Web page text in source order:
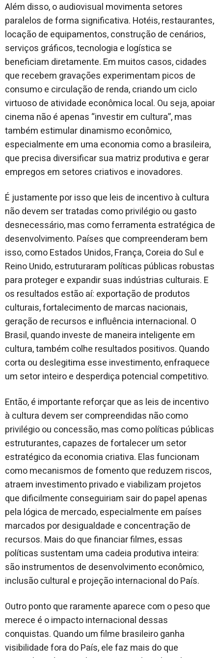
Além disso, o audiovisual movimenta setores
paralelos de forma significativa. Hotéis, restaurantes,
locação de equipamentos, construção de cenários,
serviços gráficos, tecnologia e logística se
beneficiam diretamente. Em muitos casos, cidades
que recebem gravações experimentam picos de
consumo e circulação de renda, criando um ciclo
virtuoso de atividade econômica local. Ou seja, apoiar
cinema não é apenas “investir em cultura”, mas
também estimular dinamismo econômico,
especialmente em uma economia como a brasileira,
que precisa diversificar sua matriz produtiva e gerar
empregos em setores criativos e inovadores.
É justamente por isso que leis de incentivo à cultura
não devem ser tratadas como privilégio ou gasto
desnecessário, mas como ferramenta estratégica de
desenvolvimento. Países que compreenderam bem
isso, como Estados Unidos, França, Coreia do Sul e
Reino Unido, estruturaram políticas públicas robustas
para proteger e expandir suas indústrias culturais. E
os resultados estão aí: exportação de produtos
culturais, fortalecimento de marcas nacionais,
geração de recursos e influência internacional. O
Brasil, quando investe de maneira inteligente em
cultura, também colhe resultados positivos. Quando
corta ou deslegitima esse investimento, enfraquece
um setor inteiro e desperdiça potencial competitivo.
Então, é importante reforçar que as leis de incentivo
à cultura devem ser compreendidas não como
privilégio ou concessão, mas como políticas públicas
estruturantes, capazes de fortalecer um setor
estratégico da economia criativa. Elas funcionam
como mecanismos de fomento que reduzem riscos,
atraem investimento privado e viabilizam projetos
que dificilmente conseguiriam sair do papel apenas
pela lógica de mercado, especialmente em países
marcados por desigualdade e concentração de
recursos. Mais do que financiar filmes, essas
políticas sustentam uma cadeia produtiva inteira:
são instrumentos de desenvolvimento econômico,
inclusão cultural e projeção internacional do País.
Outro ponto que raramente aparece com o peso que
merece é o impacto internacional dessas
conquistas. Quando um filme brasileiro ganha
visibilidade fora do País, ele faz mais do que